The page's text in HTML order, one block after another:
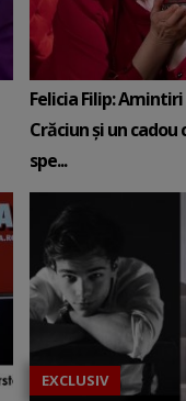
Felicia Filip:
Crăciun și un
spe...
EXCLUSIV